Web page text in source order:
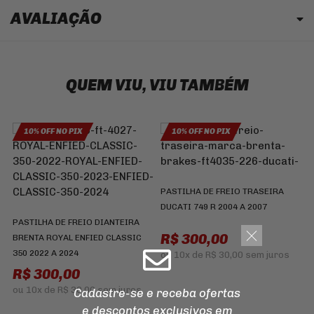
AVALIAÇÃO
QUEM VIU, VIU TAMBÉM
10% OFF NO PIX
PASTILHA DE FREIO DIANTEIRA
BRENTA ROYAL ENFIED CLASSIC
350 2022 A 2024
R$ 300,00
ou 10x de R$ 30,00sem juros
10% OFF NO PIX
PASTILHA DE FREIO TRASEIRA
DUCATI 749 R 2004 A 2007
R$ 300,00
ou 10x de R$ 30,00 sem juros
Cadastre-se e receba ofertas
e descontos exclusivos em